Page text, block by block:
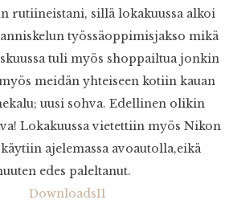
rutiineistani, sillä lokakuussa alkoi
työssäoppimisjakso mikä
tuli myös shoppailtua jonkin
meidän yhteiseen kotiin kauan
uusi sohva. Edellinen olikin
Lokakuussa vietettiin myös Nikon
ajelemassa avoautolla,eikä
edes paleltanut.